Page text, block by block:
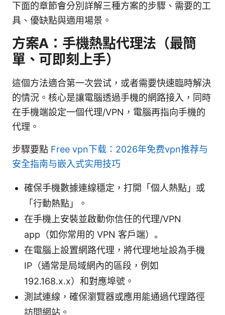
下面的章節會分別詳解三種方案的步驟、需要的工
具、優缺點與適用場景。
方案A：手機熱點代理法（最簡
單、可即刻上手）
這個方法適合第一次尝试，或者需要快速臨時解決
的情況。核心是讓電腦透過手機的網路接入，同時
在手機端設定一個代理/VPN，電腦再指向手機的
代理。
步驟要點 Free vpn下载：2026年免费vpn推荐与
安全指南与嵌入式实用技巧
確保手機數據連線穩定，打開「個人熱點」或
「行動熱點」。
在手機上安裝並啟動你信任的代理/VPN
app（如你常用的 VPN 客戶端）。
在電腦上設置網路代理，將代理地址設為手機
IP（通常是局域網內的區段，例如
192.168.x.x）和對應埠號。
測試連線，確保瀏覽器或應用能通過代理路徑
訪問網站。